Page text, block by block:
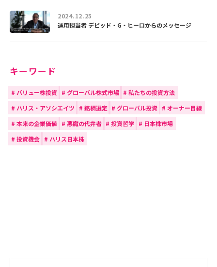
2024.12.25
運用担当者 デビッド・G・ヒーロからのメッセージ
キーワード
# バリュー株投資 # グローバル株式市場 #私たちの投資方法
# ハリス・アソシエイツ # 銘柄選定 #グローバル投資 #オーナー目線
# 本来の企業価値 # 悪魔の代弁者 #投資哲学 # 日本株市場
# 投資機会 # ハリス日本株